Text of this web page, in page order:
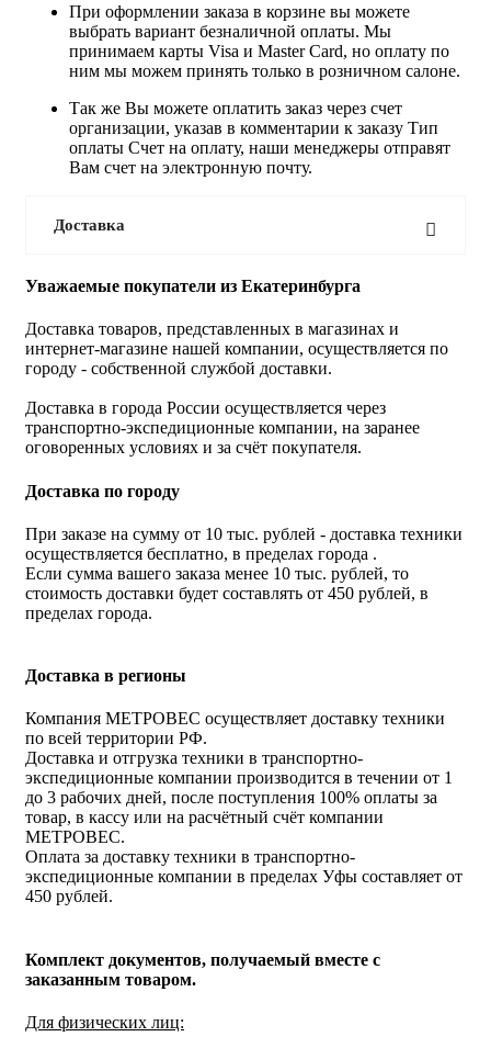
При оформлении заказа в корзине вы можете
выбрать вариант безналичной оплаты. Мы
принимаем карты Visa и Master Card, но оплату по
ним мы можем принять только в розничном салоне.
Так же Вы можете оплатить заказ через счет
организации, указав в комментарии к заказу Тип
оплаты Счет на оплату, наши менеджеры отправят
Вам счет на электронную почту.
Доставка
Уважаемые покупатели из Екатеринбурга
Доставка товаров, представленных в магазинах и
интернет-магазине нашей компании, осуществляется по
городу - собственной службой доставки.
Доставка в города России осуществляется через
транспортно-экспедиционные компании, на заранее
оговоренных условиях и за счёт покупателя.
Доставка по городу
При заказе на сумму от 10 тыс. рублей - доставка техники
осуществляется бесплатно, в пределах города .
Если сумма вашего заказа менее 10 тыс. рублей, то
стоимость доставки будет составлять от 450 рублей, в
пределах города.
Доставка в регионы
Компания МЕТРОВЕС осуществляет доставку техники
по всей территории РФ.
Доставка и отгрузка техники в транспортно-
экспедиционные компании производится в течении от 1
до 3 рабочих дней, после поступления 100% оплаты за
товар, в кассу или на расчётный счёт компании
МЕТРОВЕС.
Оплата за доставку техники в транспортно-
экспедиционные компании в пределах Уфы составляет от
450 рублей.
Комплект документов, получаемый вместе с
заказанным товаром.
Для физических лиц: